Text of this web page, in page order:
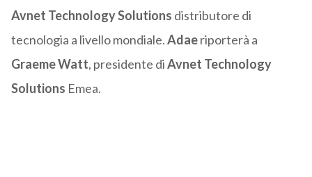
Avnet Technology Solutions distributore di
tecnologia a livello mondiale.Adaeriporterà a
Graeme Watt, presidente diAvnet Technology
Solutions Emea.